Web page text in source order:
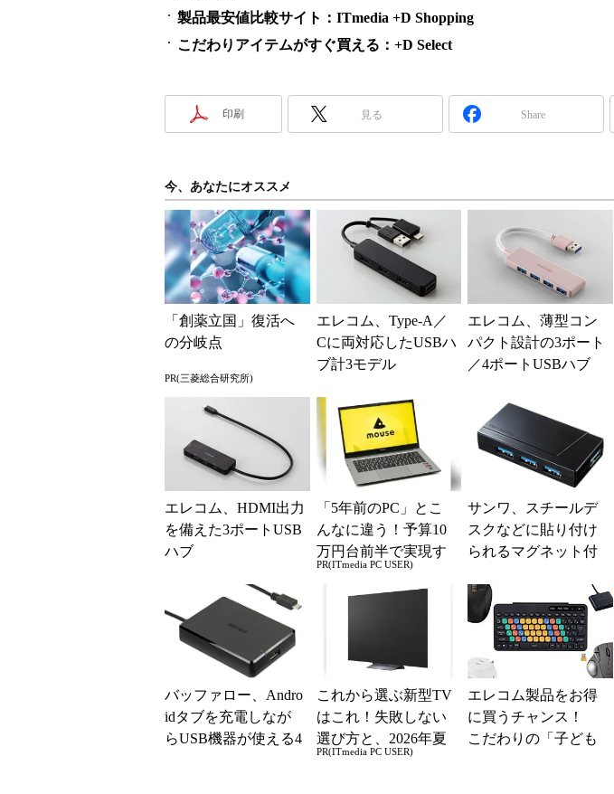
製品最安値比較サイト：ITmedia +D Shopping
こだわりアイテムがすぐ買える：+D Select
印刷 見る Share
今、あなたにオススメ
「創薬立国」復活へ
の分岐点
PR(三菱総合研究所)
エレコム、Type-A／
Cに両対応したUSBハ
ブ計3モデル
エレコム、薄型コン
パクト設計の3ポート
／4ポートUSBハブ
エレコム、HDMI出力
を備えた3ポートUSB
ハブ
「5年前のPC」とこ
んなに違う！予算10
万円台前半で実現す
る快適PCライフ
PR(ITmedia PC USER)
サンワ、スチールデ
スクなどに貼り付け
られるマグネット付
バッファロー、Andro
idタブを充電しなが
らUSB機器が使える4
これから選ぶ新型TV
はこれ！失敗しない
選び方と、2026年夏
の一押しモデル
PR(ITmedia PC USER)
エレコム製品をお得
に買うチャンス！
こだわりの「子ども